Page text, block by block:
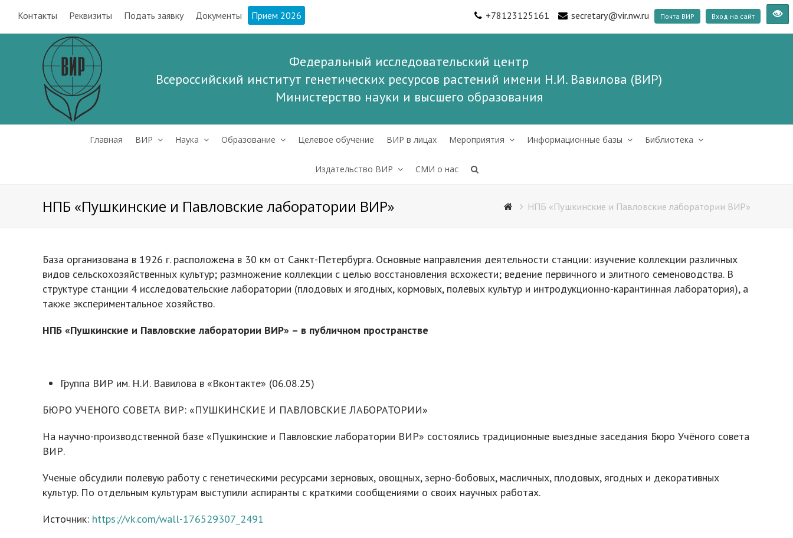
Контакты Реквизиты Подать заявку Документы Прием 2026 +78123125161 secretary@vir.nw.ru Почта ВИР Вход на сайт
Федеральный исследовательский центр
Всероссийский институт генетических ресурсов растений имени Н.И. Вавилова (ВИР)
Министерство науки и высшего образования
Главная ВИР Наука Образование Целевое обучение ВИР в лицах Мероприятия Информационные базы Библиотека
Издательство ВИР СМИ о нас
НПБ «Пушкинские и Павловские лаборатории ВИР» НПБ «Пушкинские и Павловские лаборатории ВИР»
База организована в 1926 г. расположена в 30 км от Санкт-Петербурга. Основные направления деятельности станции: изучение коллекции различных
видов сельскохозяйственных культур; размножение коллекции с целью восстановления всхожести; ведение первичного и элитного семеноводства. В
структуре станции 4 исследовательские лаборатории (плодовых и ягодных, кормовых, полевых культур и интродукционно-карантинная лаборатория), а
также экспериментальное хозяйство.
НПБ «Пушкинские и Павловские лаборатории ВИР» – в публичном пространстве
Группа ВИР им. Н.И. Вавилова в «Вконтакте» (06.08.25)
БЮРО УЧЕНОГО СОВЕТА ВИР: «ПУШКИНСКИЕ И ПАВЛОВСКИЕ ЛАБОРАТОРИИ»
На научно-производственной базе «Пушкинские и Павловские лаборатории ВИР» состоялись традиционные выездные заседания Бюро Учёного совета
ВИР.
Ученые обсудили полевую работу с генетическими ресурсами зерновых, овощных, зерно-бобовых, масличных, плодовых, ягодных и декоративных
культур. По отдельным культурам выступили аспиранты с краткими сообщениями о своих научных работах.
Источник: https://vk.com/wall-176529307_2491